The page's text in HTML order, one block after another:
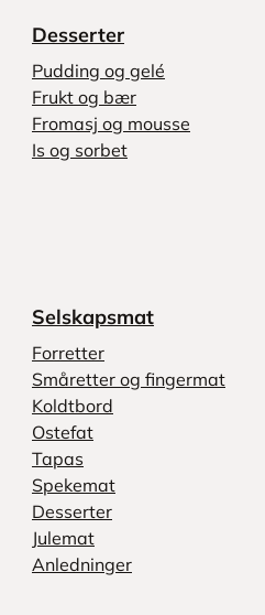
Desserter
Pudding og gelé
Frukt og bær
Fromasj og mousse
Is og sorbet
Selskapsmat
Forretter
Småretter og fingermat
Koldtbord
Ostefat
Tapas
Spekemat
Desserter
Julemat
Anledninger